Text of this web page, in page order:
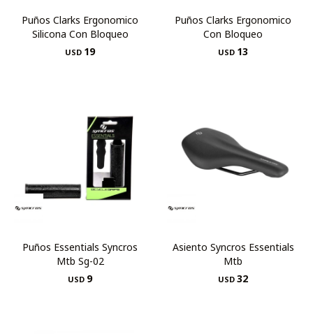
Puños Clarks Ergonomico
Silicona Con Bloqueo
USD 19
Puños Clarks Ergonomico
Con Bloqueo
USD 13
Puños Essentials Syncros
Mtb Sg-02
USD 9
Asiento Syncros Essentials
Mtb
USD 32